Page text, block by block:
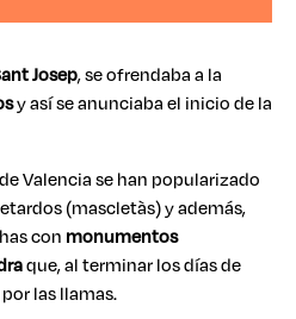
Josep, se ofrendaba a la
y así se anunciaba el inicio de la
Valencia se han popularizado
(mascletàs) y además,
con monumentos
que, al terminar los días de
las llamas.